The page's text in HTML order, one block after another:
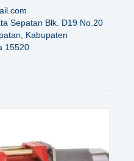
Sepatan Blk. D19 No.20
Kabupaten
15520